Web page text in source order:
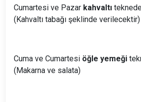
Cumartesi ve Pazar kahvaltı
(Kahvaltı tabağı şeklinde verilecektir)
Cuma ve Cumartesi öğle yemeği
(Makarna ve salata)